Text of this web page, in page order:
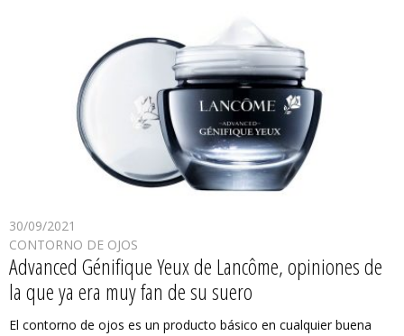
30/09/2021
CONTORNO DE OJOS
Advanced Génifique Yeux de Lancôme, opiniones de
la que ya era muy fan de su suero
El contorno de ojos es un producto básico en cualquier buena